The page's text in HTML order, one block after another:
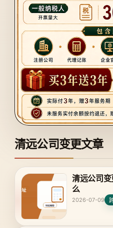
清远公司变更文章
清远公司
么
2026-07-09